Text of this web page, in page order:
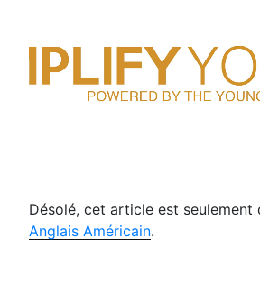
Désolé, cet article est seulement
Anglais Américain.